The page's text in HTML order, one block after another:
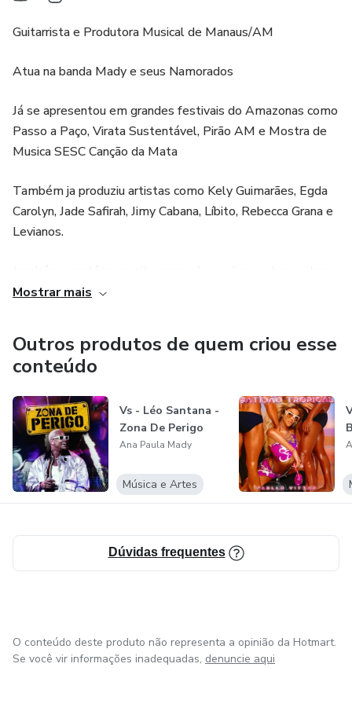
Ótima resposta a palhetadas rápidas e riffs técnicos
Mantém definição e peso ao descer a afinação
🎥 No vídeo de demonstração, o timbre é testado em duas
configurações diferentes de drop, justamente para mostrar
que ele segura o peso, a definição e o ataque mesmo em
afinações mais graves.
⚠️ Informações importantes:
correta.
Por serem capturas AM4, elas também funcionam em
BlackBox e Tank G.
O preset DZH foi desenvolvido especificamente para a
MK300, não sendo garantida compatibilidade com outros
modelos.
As capturas AM4 oferecem maior definição, fidelidade e
resposta dinâmica em comparação a formatos anteriores
Guitarrista e Produtora Musical de Manaus/AM
Atua na banda Mady e seus Namorados
Já se apresentou em grandes festivais do Amazonas como
Passo a Paço, Virata Sustentável, Pirão AM e Mostra de
Musica SESC Canção da Mata
Também ja produziu artistas como Kely Guimarães, Egda
Carolyn, Jade Safirah, Jimy Cabana, Líbito, Rebecca Grana e
Levianos.
e produção musical
Você pode acompanhar meus trabalhos também pelas
Instagram e Twitter @a_p_mady
Mostrar mais
Outros produtos de quem criou esse
conteúdo
Vs - Léo Santana -
Zona De Perigo
Ana Paula Mady
Música e Artes
Dúvidas frequentes
O conteúdo deste produto não representa a opinião da Hotmart.
Se você vir informações inadequadas, denuncie aqui